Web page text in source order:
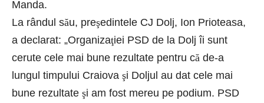
Manda.
La rândul său, preşedintele CJ Dolj, Ion Prioteasa,
a declarat: „Organizaţiei PSD de la Dolj îi sunt
cerute cele mai bune rezultate pentru că de-a
lungul timpului Craiova şi Doljul au dat cele mai
bune rezultate şi am fost mereu pe podium. PSD